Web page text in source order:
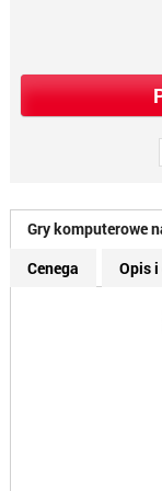
Gry komputerowe
Cenega
Opis